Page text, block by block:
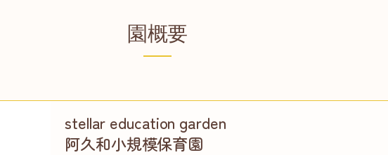
園概要
stellar education garden
阿久和小規模保育園